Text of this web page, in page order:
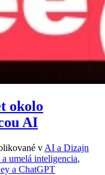
okolo
AI
v AI a Dizajn
umelá inteligencia,
a ChatGPT